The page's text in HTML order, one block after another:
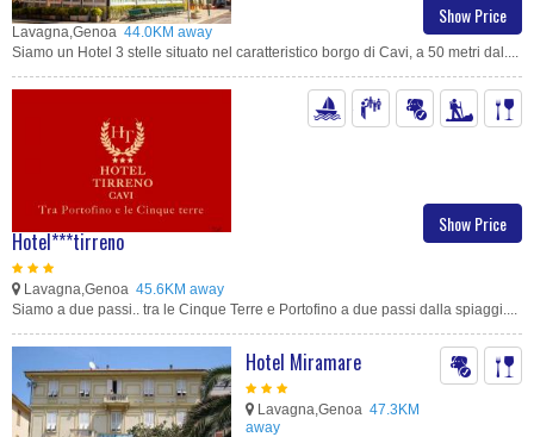
Show Price
Lavagna,Genoa 44.0KM away
Siamo un Hotel 3 stelle situato nel caratteristico borgo di Cavi, a 50 metri dal....
Show Price
Hotel***tirreno
Lavagna,Genoa 45.6KM away
Siamo a due passi.. tra le Cinque Terre e Portofino a due passi dalla spiaggi....
Hotel Miramare
Lavagna,Genoa 47.3KM
away